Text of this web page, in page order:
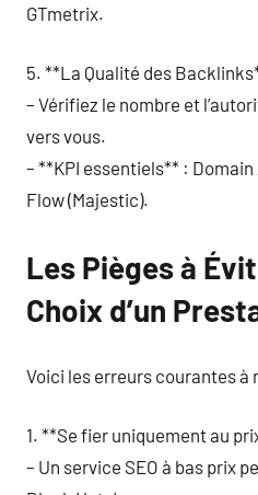
GTmetrix.
5. **La Qualité des
– Vérifiez le nombre et
vers vous.
– **KPI essentiels** :
Flow (Majestic).
Les Pièges à
Choix d’un
Voici les erreurs courantes à
1. **Se fier uniquement au
– Un service SEO à bas prix